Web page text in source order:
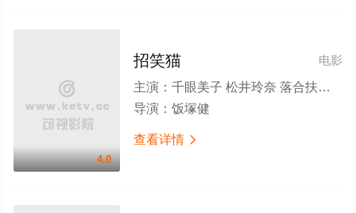
4.0
电影
招笑猫
主演： 千眼美子 松井玲奈 落合扶树 荒井敦史 滨野谦太 前野朋哉 稻叶友 那須晃行 中西茂樹 犬飼直紀 森田想 诹访太朗 岩井堂聖子 岛田久作
导演： 饭塚健
查看详情 